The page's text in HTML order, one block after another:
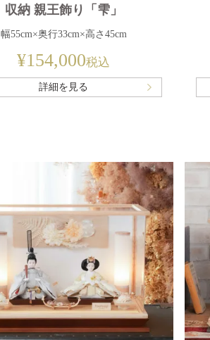
収納 親王飾り「雫」
幅55cm×奥行33cm×高さ45cm
¥154,000税込
詳細を見る